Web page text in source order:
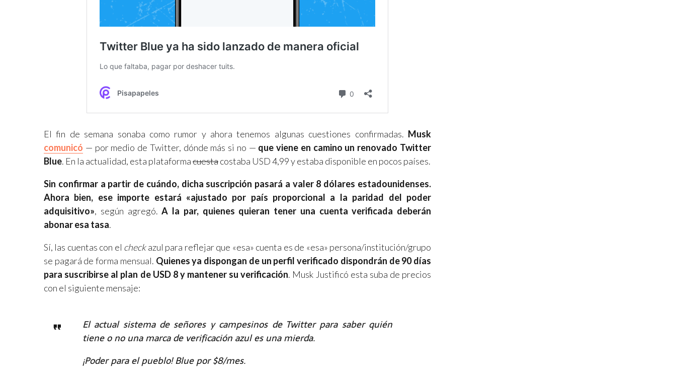
El fin de semana sonaba como rumor y ahora tenemos algunas cuestiones confirmadas. Musk
comunicó — por medio de Twitter, dónde más si no — que viene en camino un renovado Twitter
Blue. En la actualidad, esta plataformacuestacostaba USD 4,99 y estaba disponible en pocos países.
Sin confirmar a partir de cuándo, dicha suscripción pasará a valer 8 dólares estadounidenses.
Ahora bien, ese importe estará «ajustado por país proporcional a la paridad del poder
adquisitivo», según agregó.A la par, quienes quieran tener una cuenta verificada deberán
abonar esa tasa.
Sí, las cuentas con el checkazul para reflejar que «esa» cuenta es de «esa» persona/institución/grupo
se pagará de forma mensual. Quienes ya dispongan de un perfil verificado dispondrán de 90 días
para suscribirse al plan de USD 8 y mantener su verificación. Musk Justificó esta suba de precios
con el siguiente mensaje:
El actual sistema de señores y campesinos de Twitter para saber quién
tiene o no una marca de verificación azul es una mierda.
¡Poder para el pueblo! Blue por $8/mes.